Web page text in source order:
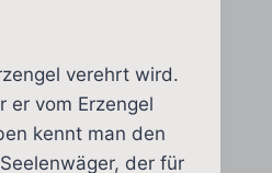
verehrt wird.
er vom Erzengel
kennt man den
der für